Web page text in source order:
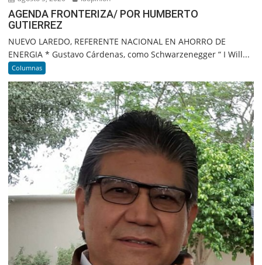
AGENDA FRONTERIZA/ POR HUMBERTO
GUTIERREZ
NUEVO LAREDO, REFERENTE NACIONAL EN AHORRO DE
ENERGIA * Gustavo Cárdenas, como Schwarzenegger “ I Will...
Columnas